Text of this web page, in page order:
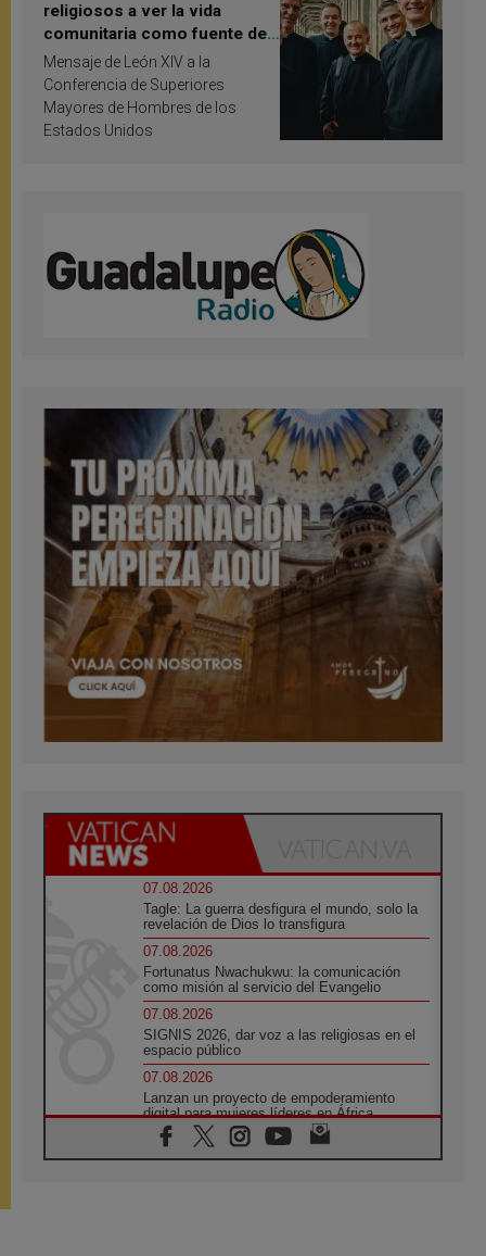
religiosos a ver la vida
comunitaria como fuente de
inspiración y santificación
Mensaje de León XIV a la
Conferencia de Superiores
Mayores de Hombres de los
Estados Unidos
07.08.2026
Tagle: La guerra desfigura el mundo, solo la
revelación de Dios lo transfigura
07.08.2026
Fortunatus Nwachukwu: la comunicación
como misión al servicio del Evangelio
07.08.2026
SIGNIS 2026, dar voz a las religiosas en el
espacio público
07.08.2026
Lanzan un proyecto de empoderamiento
digital para mujeres líderes en África
07.08.2026
Programa oficial del Viaje Apostólico del